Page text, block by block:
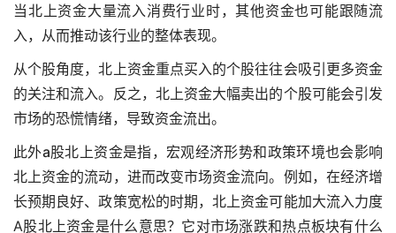
当北上资金大量流入消费行业时，其他资金也可能跟随流
入，从而推动该行业的整体表现。
从个股角度，北上资金重点买入的个股往往会吸引更多资金
的关注和流入。反之，北上资金大幅卖出的个股可能会引发
市场的恐慌情绪，导致资金流出。
此外a股北上资金是指，宏观经济形势和政策环境也会影响
北上资金的流动，进而改变市场资金流向。例如，在经济增
长预期良好、政策宽松的时期，北上资金可能加大流入力度
A股北上资金是什么意思？它对市场涨跌和热点板块有什么